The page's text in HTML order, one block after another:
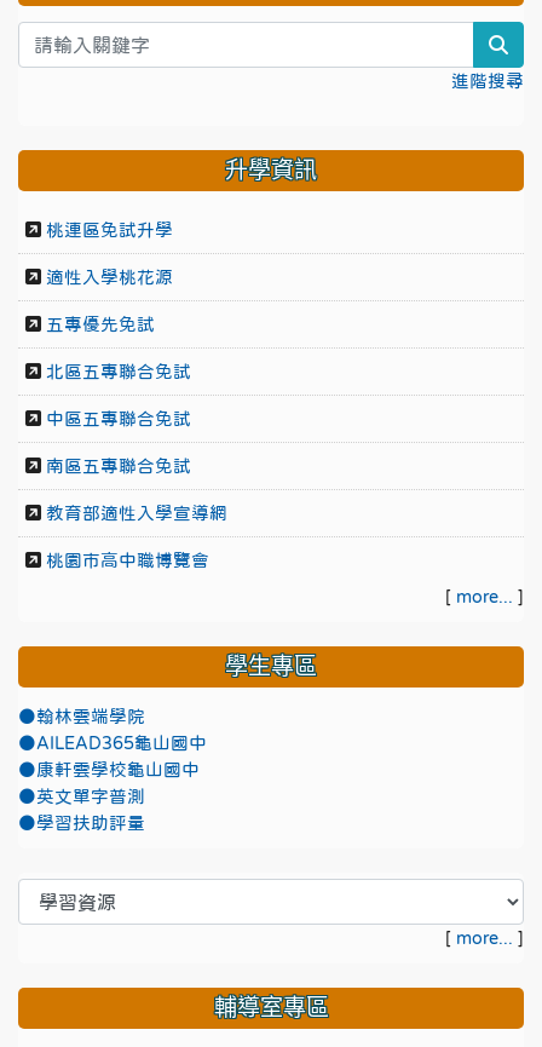
進階搜尋
升學資訊
桃連區免試升學
適性入學桃花源
五專優先免試
北區五專聯合免試
中區五專聯合免試
南區五專聯合免試
教育部適性入學宣導網
桃園市高中職博覽會
[ more... ]
學生專區
●翰林雲端學院
●AILEAD365龜山國中
●康軒雲學校龜山國中
●英文單字普測
●學習扶助評量
[ more... ]
輔導室專區